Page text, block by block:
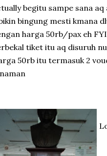
begitu sampe sana
bingung mesti kmana
harga 50rb/pax eh
tiket itu aq disuruh
50rb itu termasuk 2